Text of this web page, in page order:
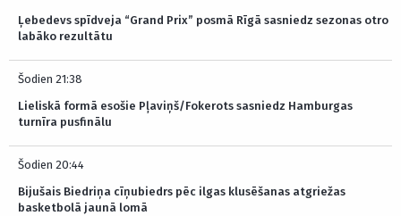
Ļebedevs spīdveja “Grand Prix” posmā Rīgā sasniedz sezonas otro
labāko rezultātu
Šodien 21:38
Lieliskā formā esošie Pļaviņš/Fokerots sasniedz Hamburgas
turnīra pusfinālu
Šodien 20:44
Bijušais Biedriņa cīņubiedrs pēc ilgas klusēšanas atgriežas
basketbolā jaunā lomā